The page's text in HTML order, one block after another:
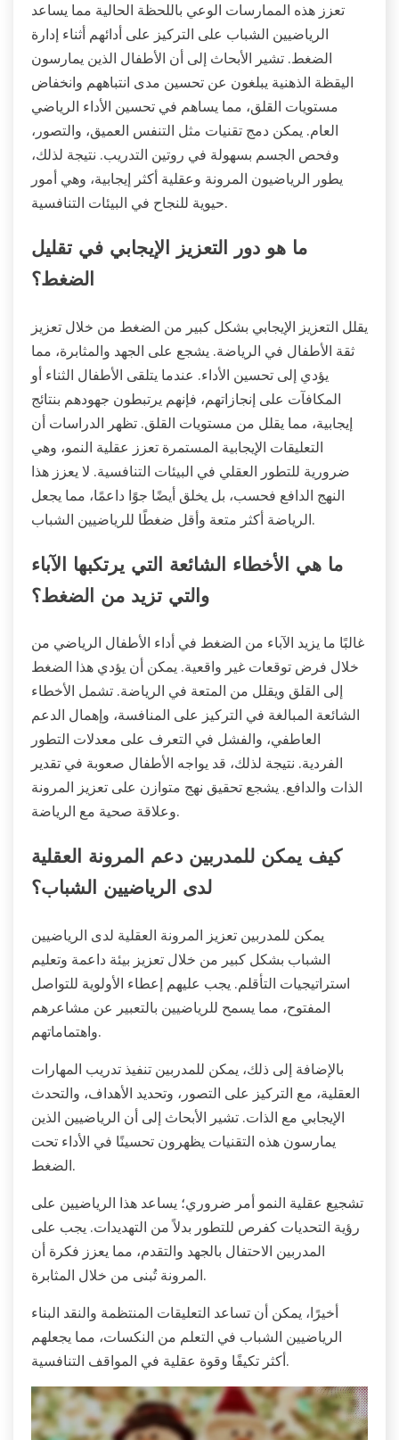
تعزز هذه الممارسات الوعي باللحظة الحالية مما يساعد
الرياضيين الشباب على التركيز على أدائهم أثناء إدارة
الضغط. تشير الأبحاث إلى أن الأطفال الذين يمارسون
اليقظة الذهنية يبلغون عن تحسين مدى انتباههم وانخفاض
مستويات القلق، مما يساهم في تحسين الأداء الرياضي
العام. يمكن دمج تقنيات مثل التنفس العميق، والتصور،
وفحص الجسم بسهولة في روتين التدريب. نتيجة لذلك،
يطور الرياضيون المرونة وعقلية أكثر إيجابية، وهي أمور
حيوية للنجاح في البيئات التنافسية.
ما هو دور التعزيز الإيجابي في تقليل
الضغط؟
يقلل التعزيز الإيجابي بشكل كبير من الضغط من خلال تعزيز
ثقة الأطفال في الرياضة. يشجع على الجهد والمثابرة، مما
يؤدي إلى تحسين الأداء. عندما يتلقى الأطفال الثناء أو
المكافآت على إنجازاتهم، فإنهم يرتبطون جهودهم بنتائج
إيجابية، مما يقلل من مستويات القلق. تظهر الدراسات أن
التعليقات الإيجابية المستمرة تعزز عقلية النمو، وهي
ضرورية للتطور العقلي في البيئات التنافسية. لا يعزز هذا
النهج الدافع فحسب، بل يخلق أيضًا جوًا داعمًا، مما يجعل
الرياضة أكثر متعة وأقل ضغطًا للرياضيين الشباب.
ما هي الأخطاء الشائعة التي يرتكبها الآباء
والتي تزيد من الضغط؟
غالبًا ما يزيد الآباء من الضغط في أداء الأطفال الرياضي من
خلال فرض توقعات غير واقعية. يمكن أن يؤدي هذا الضغط
إلى القلق ويقلل من المتعة في الرياضة. تشمل الأخطاء
الشائعة المبالغة في التركيز على المنافسة، وإهمال الدعم
العاطفي، والفشل في التعرف على معدلات التطور
الفردية. نتيجة لذلك، قد يواجه الأطفال صعوبة في تقدير
الذات والدافع. يشجع تحقيق نهج متوازن على تعزيز المرونة
وعلاقة صحية مع الرياضة.
كيف يمكن للمدربين دعم المرونة العقلية
لدى الرياضيين الشباب؟
يمكن للمدربين تعزيز المرونة العقلية لدى الرياضيين
الشباب بشكل كبير من خلال تعزيز بيئة داعمة وتعليم
استراتيجيات التأقلم. يجب عليهم إعطاء الأولوية للتواصل
المفتوح، مما يسمح للرياضيين بالتعبير عن مشاعرهم
واهتماماتهم.
بالإضافة إلى ذلك، يمكن للمدربين تنفيذ تدريب المهارات
العقلية، مع التركيز على التصور، وتحديد الأهداف، والتحدث
الإيجابي مع الذات. تشير الأبحاث إلى أن الرياضيين الذين
يمارسون هذه التقنيات يظهرون تحسينًا في الأداء تحت
الضغط.
تشجيع عقلية النمو أمر ضروري؛ يساعد هذا الرياضيين على
رؤية التحديات كفرص للتطور بدلاً من التهديدات. يجب على
المدربين الاحتفال بالجهد والتقدم، مما يعزز فكرة أن
المرونة تُبنى من خلال المثابرة.
أخيرًا، يمكن أن تساعد التعليقات المنتظمة والنقد البناء
الرياضيين الشباب في التعلم من النكسات، مما يجعلهم
أكثر تكيفًا وقوة عقلية في المواقف التنافسية.